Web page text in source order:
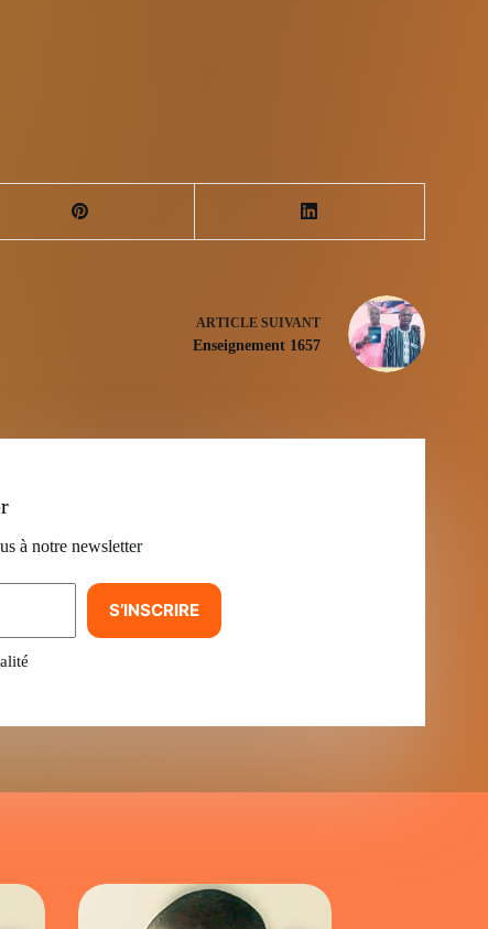
ARTICLESUIVANT
Enseignement 1657
à notre newsletter
S’INSCRIRE